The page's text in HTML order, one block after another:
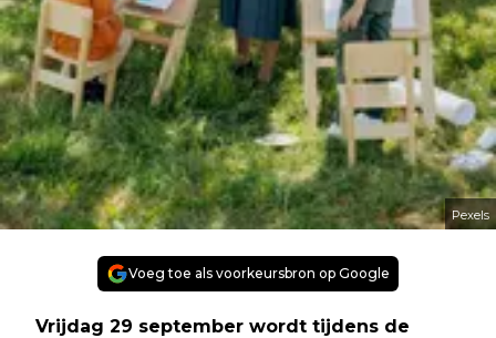
Pexels
Voeg toe als voorkeursbron op Google
Vrijdag 29 september wordt tijdens de